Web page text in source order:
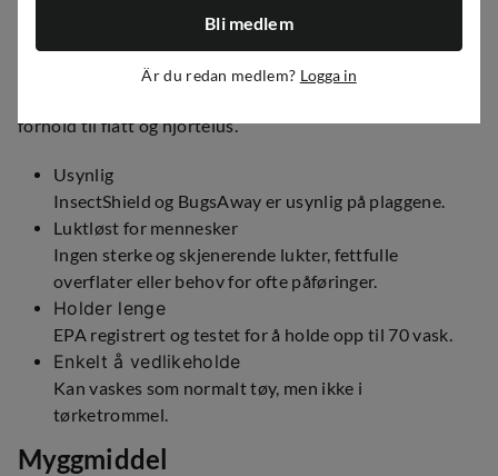
Plagg med Insect shield og Bugs Away anbefales om du
skal oppholde deg mye ute i naturen når det er
forhold til flått og hjortelus.
Usynlig
InsectShield og BugsAway er usynlig på plaggene.
Luktløst for mennesker
Ingen sterke og skjenerende lukter, fettfulle
overflater eller behov for ofte påføringer.
Holder lenge
EPA registrert og testet for å holde opp til 70 vask.
Enkelt å vedlikeholde
Kan vaskes som normalt tøy, men ikke i
tørketrommel.
Myggmiddel
Bli medlem
Är du redan medlem? Logga in